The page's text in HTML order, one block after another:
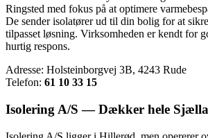
Ringsted med fokus på at optimere
De sender isolatører ud til din bolig for at
tilpasset løsning. Virksomheden er kendt for
hurtig respons.
Adresse: Holsteinborgvej 3B, 4243 Rude
Telefon: 61 10 33 15
Isolering A/S — Dækker hele